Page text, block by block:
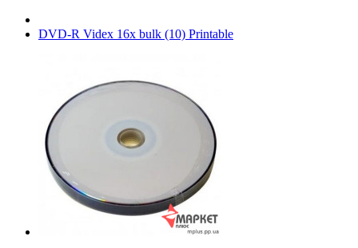
DVD-R Videx 16x bulk (10) Printable